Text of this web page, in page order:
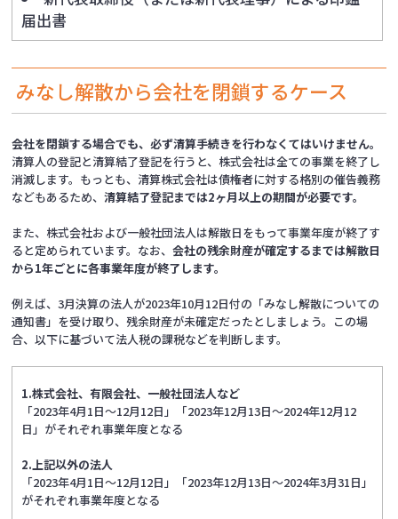
届出書
みなし解散から会社を閉鎖するケース
会社を閉鎖する場合でも、必ず清算手続きを行わなくてはいけません。
清算人の登記と清算結了登記を行うと、株式会社は全ての事業を終了し
消滅します。もっとも、清算株式会社は債権者に対する格別の催告義務
などもあるため、清算結了登記までは2ヶ月以上の期間が必要です。
また、株式会社および一般社団法人は解散日をもって事業年度が終了す
ると定められています。なお、会社の残余財産が確定するまでは解散日
から1年ごとに各事業年度が終了します。
例えば、3月決算の法人が2023年10月12日付の「みなし解散についての
通知書」を受け取り、残余財産が未確定だったとしましょう。この場
合、以下に基づいて法人税の課税などを判断します。
1.株式会社、有限会社、一般社団法人など
「2023年4月1日〜12月12日」「2023年12月13日～2024年12月12
日」がそれぞれ事業年度となる
2.上記以外の法人
「2023年4月1日〜12月12日」「2023年12月13日～2024年3月31日」
がそれぞれ事業年度となる